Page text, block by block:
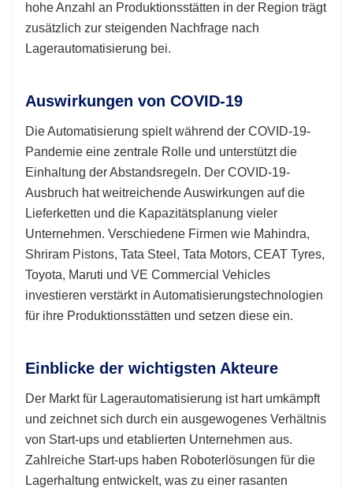
hohe Anzahl an Produktionsstätten in der Region trägt
zusätzlich zur steigenden Nachfrage nach
Lagerautomatisierung bei.
Auswirkungen von COVID-19
Die Automatisierung spielt während der COVID-19-
Pandemie eine zentrale Rolle und unterstützt die
Einhaltung der Abstandsregeln. Der COVID-19-
Ausbruch hat weitreichende Auswirkungen auf die
Lieferketten und die Kapazitätsplanung vieler
Unternehmen. Verschiedene Firmen wie Mahindra,
Shriram Pistons, Tata Steel, Tata Motors, CEAT Tyres,
Toyota, Maruti und VE Commercial Vehicles
investieren verstärkt in Automatisierungstechnologien
für ihre Produktionsstätten und setzen diese ein.
Einblicke der wichtigsten Akteure
Der Markt für Lagerautomatisierung ist hart umkämpft
und zeichnet sich durch ein ausgewogenes Verhältnis
von Start-ups und etablierten Unternehmen aus.
Zahlreiche Start-ups haben Roboterlösungen für die
Lagerhaltung entwickelt, was zu einer rasanten